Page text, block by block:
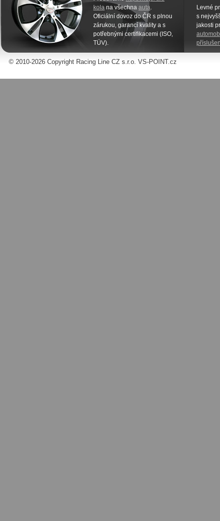
kola na všechna auta.
Oficiální dovoz do ČR s plnou
zárukou, garancí kvality a s
potřebnými certifikacemi (ISO,
TÜV).
Levné
s
jakosti
© 2010-2026 Copyright Racing Line CZ s.r.o. VS-POINT.cz